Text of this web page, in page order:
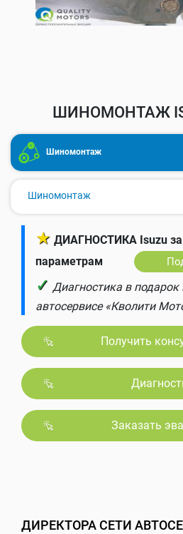
ШИНОМОНТАЖ
Шиномонтаж
Шиномонтаж
★ ДИАГНОСТИКА Isuzu за
параметрам
✓ Диагностика в
автосервисе «Кволити
Получить
Заказать
ДИРЕКТОРА СЕТИ